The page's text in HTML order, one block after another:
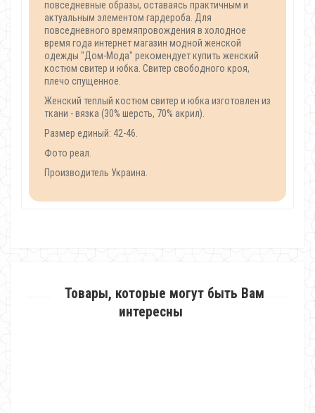
повседневные образы, оставаясь практичным и
актуальным элементом гардероба. Для
повседневного времяпровождения в холодное
время года интернет магазин модной женской
одежды "Дом-Мода" рекомендует купить женский
костюм свитер и юбка. Свитер свободного кроя,
плечо спущенное.
Женский теплый костюм свитер и юбка изготовлен из
ткани - вязка (30% шерсть, 70% акрил).
Размер единый: 42-46.
Фото реал.
Производитель Украина.
Товары, которые могут быть Вам
интересны